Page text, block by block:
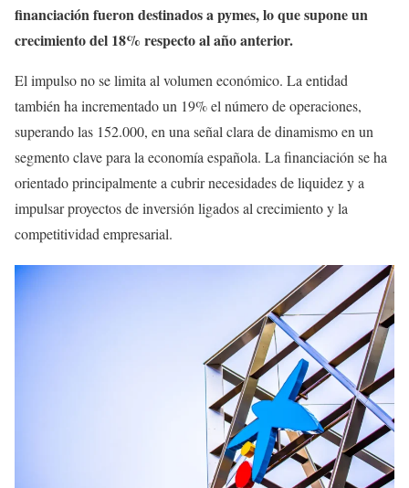
financiación fueron destinados a pymes, lo que supone un
crecimiento del 18% respecto al año anterior.
El impulso no se limita al volumen económico. La entidad
también ha incrementado un 19% el número de operaciones,
superando las 152.000, en una señal clara de dinamismo en un
segmento clave para la economía española. La financiación se ha
orientado principalmente a cubrir necesidades de liquidez y a
impulsar proyectos de inversión ligados al crecimiento y la
competitividad empresarial.